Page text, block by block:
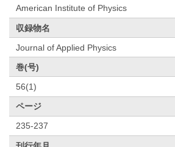
American Institute of Physics
収録物名
Journal of Applied Physics
巻(号)
56(1)
ページ
235-237